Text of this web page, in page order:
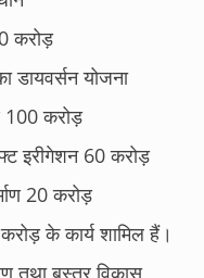
करोड़
डायवर्सन योजना
100 करोड़
इरीगेशन 60 करोड़
20 करोड़
के कार्य शामिल हैं।
तथा बस्तर विकास